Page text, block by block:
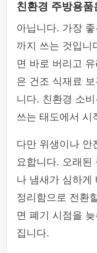
친환경 주방용
아닙니다. 가장
까지 쓰는 것입니
면 바로 버리고
은 건조 식재료
니다. 친환경 소
쓰는 태도에서 시
다만 위생이나 안
요합니다. 오래된
나 냄새가 심하게
정리함으로 전환
면 폐기 시점을
집니다.